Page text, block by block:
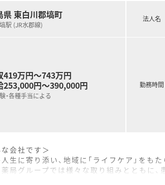
県 東白川郡塙町
駅 (JR水郡線)
419万円～743万円
253,000円～390,000円
・各種手当による
法人名
勤務時間
会社です＞
生に寄り添い、地域に「ライフケア」をも
局グループでは様々な取り組みとともに